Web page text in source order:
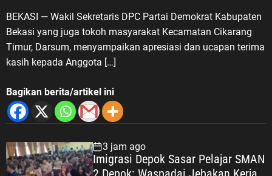
BEKASI — Wakil Sekretaris DPC Partai Demokrat Kabupaten
Bekasi yang juga tokoh masyarakat Kecamatan Cikarang
Timur, Darsum, menyampaikan apresiasi dan ucapan terima
kasih kepada Anggota […]
Bagikan berita/artikel ini
3 jam ago
Imigrasi Depok Sasar Pelajar SMAN